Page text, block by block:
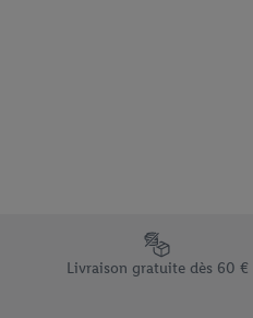
Élément du pied de page avec
Livraison gratuite dès 60 €